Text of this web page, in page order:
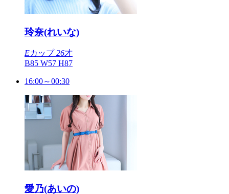
玲奈(れいな)
Eカップ26才
B85 W57 H87
16:00～00:30
愛乃(あいの)